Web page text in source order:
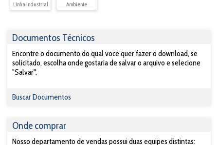
Linha Industrial Ambiente
Documentos Técnicos
Encontre o documento do qual você quer fazer o download, se
solicitado, escolha onde gostaria de salvar o arquivo e selecione
"Salvar".
Buscar Documentos
Onde comprar
Nosso departamento de vendas possui duas equipes distintas: